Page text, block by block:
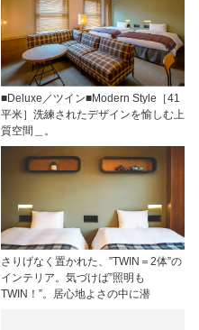
■Deluxe／ツイン■Modern Style［41
平米］洗練されたデザインを愉しむ上
質空間＿。
さりげなく置かれた、”TWIN＝2体”の
インテリア。気づけば”照明も
TWIN！”。居心地よさの中に潜